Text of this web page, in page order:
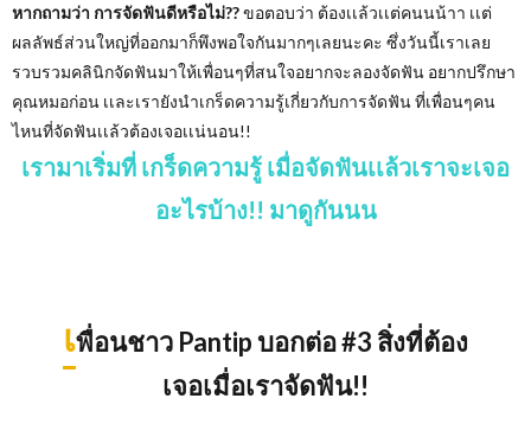
หากถามว่า การจัดฟันดีหรือไม่??ขอตอบว่า ต้องเเล้วเเต่คนนน้าา เเต่
ผลลัพธ์ส่วนใหญ่ที่ออกมาก็พึงพอใจกันมากๆเลยนะคะ ซึ่งวันนี้เราเลย
รวบรวมคลินิกจัดฟันมาให้เพื่อนๆที่สนใจอยากจะลองจัดฟัน อยากปรึกษา
คุณหมอก่อน เเละเรายังนำเกร็ดความรู้เกี่ยวกับการจัดฟัน ที่เพื่อนๆคน
ไหนที่จัดฟันเเล้วต้องเจอเเน่นอน!!
เรามาเริ่มที่ เกร็ดความรู้ เมื่อจัดฟันเเล้วเราจะเจอ
อะไรบ้าง!! มาดูกันนน
เพื่อนชาว Pantip บอกต่อ #3 สิ่งที่ต้อง
เจอเมื่อเราจัดฟัน!!